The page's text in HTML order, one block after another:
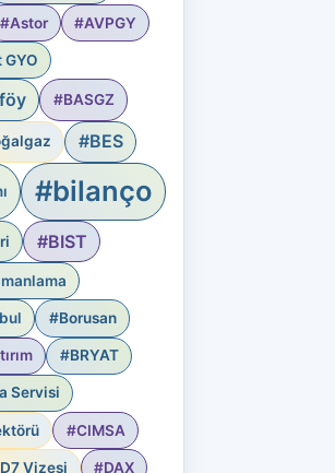
#Astor #AVPGY
#BASGZ
#BES
#bilanço
#BIST
#Borusan
#BRYAT
Servisi
#CIMSA
Vizesi #DAX